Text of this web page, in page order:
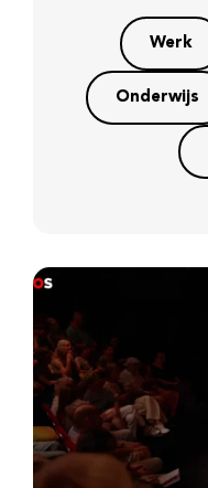
Werk
Onderwijs